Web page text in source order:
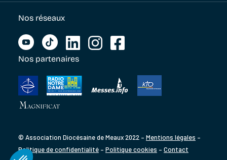
Nos réseaux
Nos partenaires
© Association Diocésaine de Meaux 2022 – Mentions légales –
Politique de confidentialité – Politique cookies – Contact